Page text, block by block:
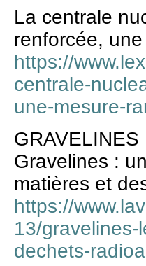
La centrale
renforcée,
https://
centrale-
une-mesure-
GRAVELINES
Gravelines :
matières et
https://
13/gravelines-
dechets-